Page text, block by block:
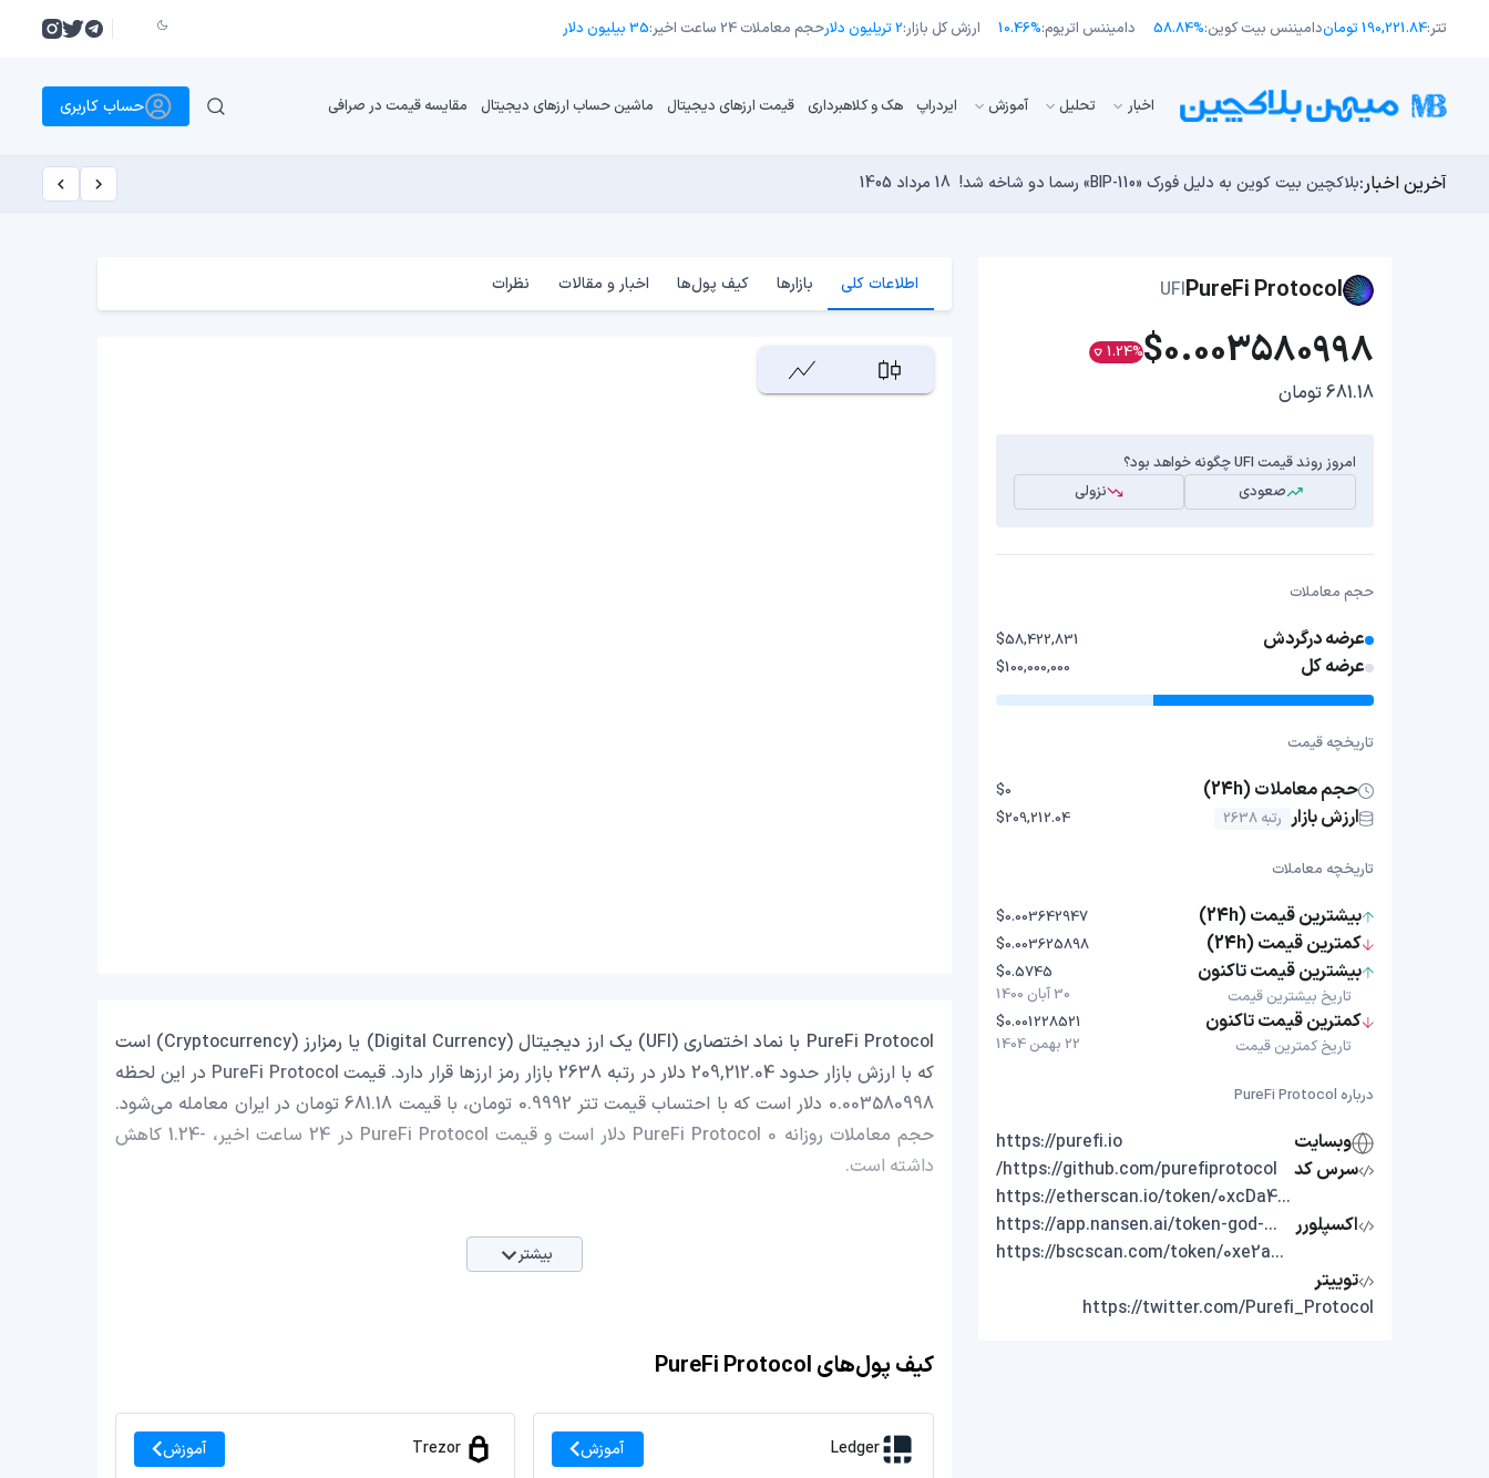
تتر:190,221.84 تومان دامیننس بیت کوین:58.84% دامیننس اتریوم:10.46% ارزش کل بازار:2 تریلیون دلار حجم معاملات 24 ساعت اخیر: 35 بیلیون دلار
اﺧﺒﺎر تحلیل آموزش ایردراپ هک و کلاهبرداری قیمت ارزهای دیجیتال ماشین حساب ارزهای دیجیتال مقایسه قیمت در صرافی حساب کاربری
آخرین اخبار:بلاکچین بیت کوین به دلیل فورک «BIP-110» رسما دو شاخه شد! 18 مرداد 1405
راه‌های حفظ ارزش پول؛ چگونه قدرت خرید خود را در برابر تورم حفظ کنیم؟ 17 مرداد 1405 طرح جدید EIP-8363: آیا کاهش پاداش استیکینگ به ضرر اتریوم تمام می‌شود؟
چرا هوش مصنوعی اکنون در کوتاه‌مدت تهدیدی فوری‌تر از کامپیوترهای کوانتومی برای بیت‌کوین است؟
مایکل ترپین: متاسفم، بیت‌کوین به سمت ۴۳,۵۰۰ دلار در حال سقوط است 16 مرداد 1405
PureFi Protocol
UFI
$0.003580998
1.24%
681.18 تومان
امروز روند قیمت UFI چگونه خواهد بود؟
صعودی
نزولی
حجم معاملات
عرضه درگردش $58,422,831
عرضه کل $100,000,000
تاریخچه قیمت
حجم معاملات (24h) $0
ارزش بازار رتبه 2638 $209,212.04
تاریخچه معاملات
بیشترین قیمت (24h) $0.003642947
کمترین قیمت (24h) $0.003625898
بیشترین قیمت تاکنون
تاریخ بیشترین قیمت
$0.5745
30 آبان 1400
کمترین قیمت تاکنون
تاریخ کمترین قیمت
$0.001228521
22 بهمن 1404
درباره PureFi Protocol
وبسایت
https://purefi.io
سرس کد
https://github.com/purefiprotocol/
اکسپلورر
https://etherscan.io/token/0xcDa4e840411C00a614aD9205CAEC807c7458a0E3
https://app.nansen.ai/token-god-mode?chain=ethereum&tab=transactions&tokenAddress=0xcDa4e840411C00a614aD9205CAEC807c7458a0E3
https://bscscan.com/token/0xe2a59D5E33c6540E18aAA46BF98917aC3158Db0D
توییتر
https://twitter.com/Purefi_Protocol
اطلاعات کلی بازارها کیف پول‌ها اخبار و مقالات نظرات
PureFi Protocol با نماد اختصاری (UFI) یک ارز دیجیتال (Digital Currency) یا رمزارز (Cryptocurrency) است
که با ارزش بازار حدود 209,212.04 دلار در رتبه 2638 بازار رمز ارزها قرار دارد. قیمت PureFi Protocol در این لحظه
0.003580998 دلار است که با احتساب قیمت تتر 0.9992 تومان، با قیمت 681.18 تومان در ایران معامله می‌شود.
حجم معاملات روزانه PureFi Protocol 0 دلار است و قیمت PureFi Protocol در 24 ساعت اخیر، -1.24 کاهش
داشته است.
بیشتر
کیف پول‌های PureFi Protocol
Ledger آموزش Trezor آموزش